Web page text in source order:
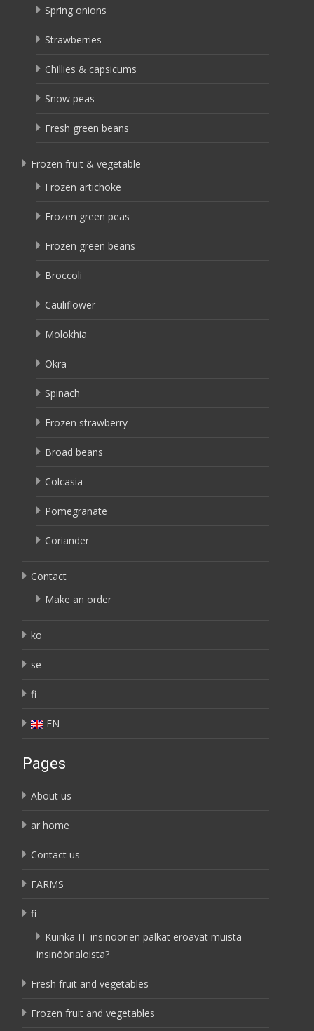
Spring onions
Strawberries
Chillies & capsicums
Snow peas
Fresh green beans
Frozen fruit & vegetable
Frozen artichoke
Frozen green peas
Frozen green beans
Broccoli
Cauliflower
Molokhia
Okra
Spinach
Frozen strawberry
Broad beans
Colcasia
Pomegranate
Coriander
Contact
Make an order
ko
se
fi
EN
Pages
About us
ar home
Contact us
FARMS
fi
Kuinka IT-insinöörien palkat eroavat muista
insinöörialoista?
Fresh fruit and vegetables
Frozen fruit and vegetables